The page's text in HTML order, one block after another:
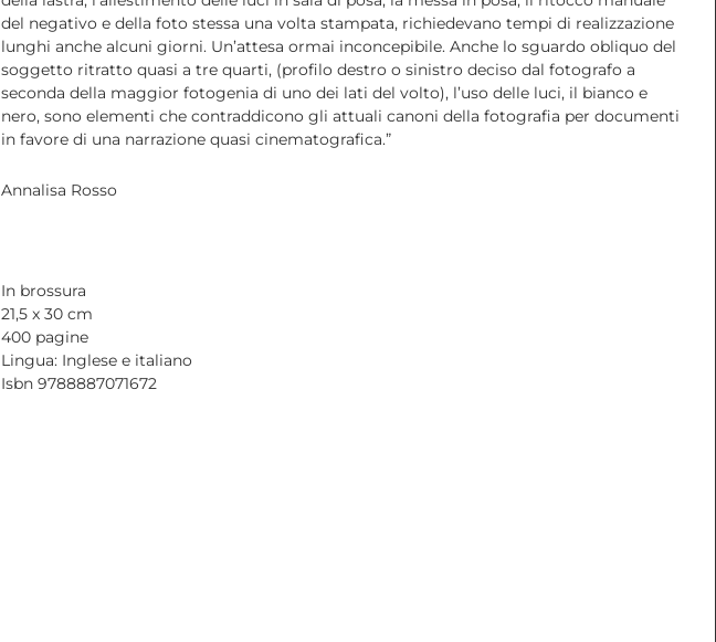
del negativo e della foto stessa una volta stampata, richiedevano tempi di realizzazione
lunghi anche alcuni giorni. Un’attesa ormai inconcepibile. Anche lo sguardo obliquo del
soggetto ritratto quasi a tre quarti, (profilo destro o sinistro deciso dal fotografo a
seconda della maggior fotogenia di uno dei lati del volto), l’uso delle luci, il bianco e
nero, sono elementi che contraddicono gli attuali canoni della fotografia per documenti
in favore di una narrazione quasi cinematografica.”
Annalisa Rosso
In brossura
21,5 x 30 cm
400 pagine
Lingua: Inglese e italiano
Isbn 9788887071672